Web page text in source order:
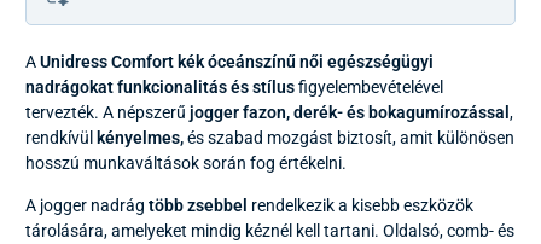
AUnidress Comfort kék óceánszínű női egészségügyi
nadrágokatfunkcionalitás és stílusfigyelembevételével
tervezték. A népszerű jogger fazon, derék- és bokagumírozással ,
rendkívül kényelmes,és szabad mozgást biztosít, amit különösen
hosszú munkaváltások során fog értékelni.
A jogger nadrág több zsebbel rendelkezik a kisebb eszközök
tárolására, amelyeket mindig kéznél kell tartani. Oldalsó, comb- és